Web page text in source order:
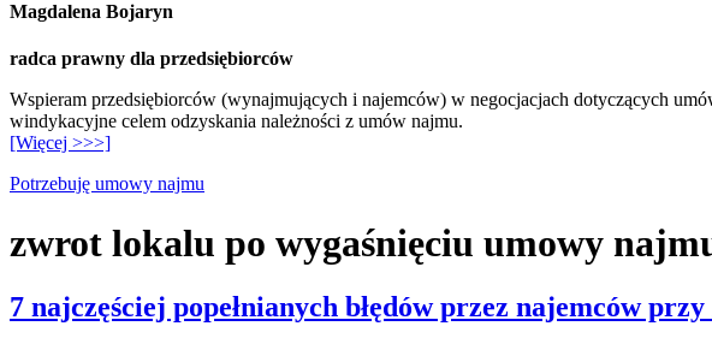
Magdalena Bojaryn
radca prawny dla przedsiębiorców
Wspieram przedsiębiorców (wynajmujących i najemców) w negocjacjach dotyczących
windykacyjne celem odzyskania należności z umów najmu.
[Więcej >>>]
Potrzebuję umowy najmu
zwrot lokalu po wygaśnięciu umowy
7 najczęściej popełnianych błędów przez najemców